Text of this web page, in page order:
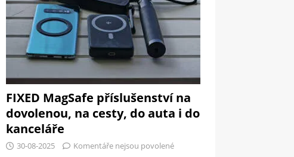
FIXED MagSafe příslušenství na
dovolenou, na cesty, do auta i do
kanceláře
30-08-2025 Komentáře nejsou povolené